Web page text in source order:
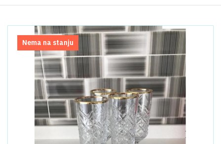
Nema na stanju